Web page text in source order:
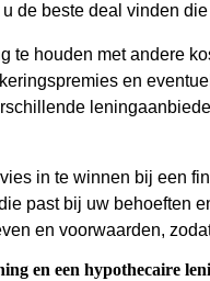
de beste deal vinden
te houden met andere
en
in te winnen bij een
past bij uw behoeften
en voorwaarden,
en een hypothecaire